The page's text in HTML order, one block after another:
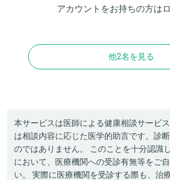
アカウントをお持ちの方は
他2名を見る
本サービスは医師による健康相談サービ
は相談内容に応じた医学的助言です。診
のではありません。 このことを十分認識
において、医療機関への受診有無等をご
い。 実際に医療機関を受診する際も、治